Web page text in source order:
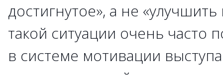
достигнутое», а не «улучшить
такой ситуации очень часто
в системе мотивации